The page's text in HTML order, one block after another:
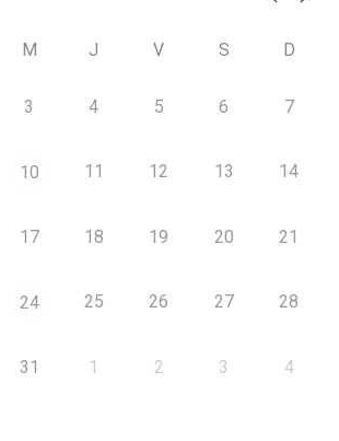
M J V S D
3 4 5 6 7
10 11 12 13 14
17 18 19 20 21
24 25 26 27 28
31 1 2 3 4